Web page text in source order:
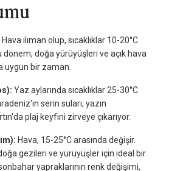
Hava ılıman olup, sıcaklıklar 10-20°C
dönem, doğa yürüyüşleri ve açık hava
uygun bir zaman.
Yaz aylarında sıcaklıklar 25-30°C
serin suları, yazın
plaj keyfini zirveye çıkarıyor.
Hava, 15-25°C arasında değişir.
gezileri ve yürüyüşler için ideal bir
yapraklarının renk değişimi,